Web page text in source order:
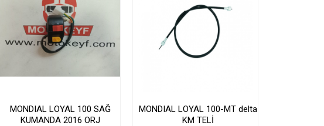
MONDIAL LOYAL 100 SAĞ
KUMANDA 2016 ORJ
MONDIAL LOYAL 100-MT delta
KM TELİ